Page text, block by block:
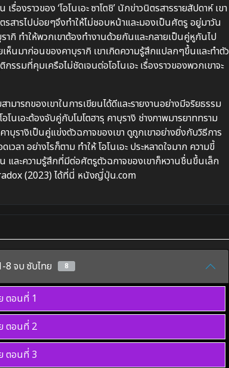
ราวของ ‘โอโนเอะ ซาโตชิ’ นักข่าวนิตรสารรายสัปดาห์ เขา
สารไปบ่อยๆจึงทำให้ไม่ชอบหน้าและมองเป็นศัตรู อยู่มาวัน
ากิ ทำให้พวกเขาต้องทำงานด้วยกันและกลายเป็นคู่หูกันไป
ห็นมาก่อนของคาบุรากิ เขาเกิดความรู้สึกแปลกๆขึ้นและทำตัว
มที่คุมเครือไม่ชัดเจนต่อโอโนเอะ เรื่องราวของพวกเขาจะ
ามารถของเขาในการเขียนได้ดีและรายงานอย่างมีจริยธรรม
เอะต้องจับคู่กับโมโตฮารุ คาบุรางิ ช่างภาพมารยาททราม
บุรางิเป็นคู่แข่งตัวฉกาจของเขา ดูถูกเขาอย่างยิ่งกับวิธีการ
ลา อย่างไรก็ตาม ทำให้ โอโนเอะ ประหลาดใจมาก ความขี้
และความรู้สึกที่มีต่อศัตรูตัวฉกาจของเขาก็หวานชื่นขึ้นเล็ก
(2023) ได้ที่นี่ หนังญี่ปุ่น.com
8 จบ ซับไทย 8
ตอนที่ 1
ตอนที่ 2
ตอนที่ 3